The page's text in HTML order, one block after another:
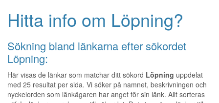
Hitta info om Löpning?
Sökning bland länkarna efter sökordet
Löpning:
Här visas de länkar som matchar ditt sökord Löpning uppdelat
med 25 resultat per sida. Vi söker på namnet, beskrivningen och
nyckelorden som länkägaren har anget för sin länk. Allt sorteras